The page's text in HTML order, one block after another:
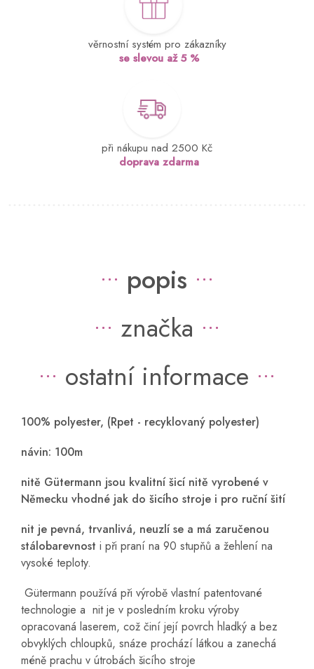
věrnostní systém pro zákazníky
se slevou až 5 %
při nákupu nad 2500 Kč
doprava zdarma
popis
značka
ostatní informace
100% polyester, (Rpet - recyklovaný polyester)
návin: 100m
nitě Gütermann jsou kvalitní šicí nitě vyrobené v
Německu vhodné jak do šicího stroje i pro ruční šití
nit je pevná, trvanlivá, neuzlí se a má zaručenou
stálobarevnost i při praní na 90 stupňů a žehlení na
vysoké teploty.
Gütermann používá při výrobě vlastní patentované
technologie a nit je v posledním kroku výroby
opracovaná laserem, což činí její povrch hladký a bez
obvyklých chloupků, snáze prochází látkou a zanechá
méně prachu v útrobách šicího stroje